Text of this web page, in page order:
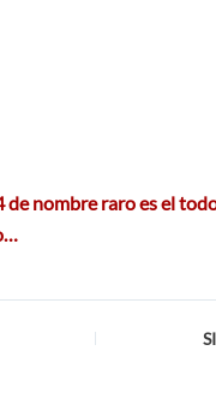
de nombre raro es el